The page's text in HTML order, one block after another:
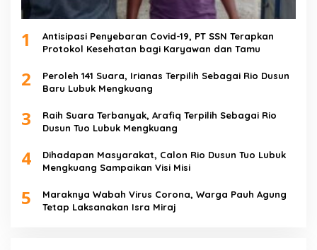
1
Antisipasi Penyebaran Covid-19, PT SSN Terapkan
Protokol Kesehatan bagi Karyawan dan Tamu
2
Peroleh 141 Suara, Irianas Terpilih Sebagai Rio Dusun
Baru Lubuk Mengkuang
3
Raih Suara Terbanyak, Arafiq Terpilih Sebagai Rio
Dusun Tuo Lubuk Mengkuang
4
Dihadapan Masyarakat, Calon Rio Dusun Tuo Lubuk
Mengkuang Sampaikan Visi Misi
5
Maraknya Wabah Virus Corona, Warga Pauh Agung
Tetap Laksanakan Isra Miraj